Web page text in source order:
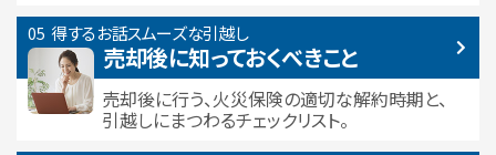
得するお話スムーズな引越し
売却後に知っておくべきこと
売却後に行う、火災保険の適切な解約時期と、
引越しにまつわるチェックリスト。